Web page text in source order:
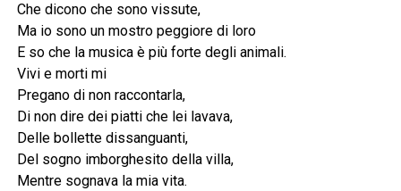
Che dicono che sono vissute,
Ma io sono un mostro peggiore di loro
E so che la musica è più forte degli animali.
Vivi e morti mi
Pregano di non raccontarla,
Di non dire dei piatti che lei lavava,
Delle bollette dissanguanti,
Del sogno imborghesito della villa,
Mentre sognava la mia vita.